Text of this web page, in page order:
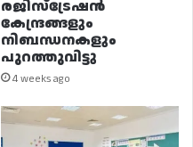
രജിസ്ട്രേഷൻ
കേന്ദ്രങ്ങളും
നിബന്ധനകളും
പുറത്തുവിട്ടു
4 weeks ago